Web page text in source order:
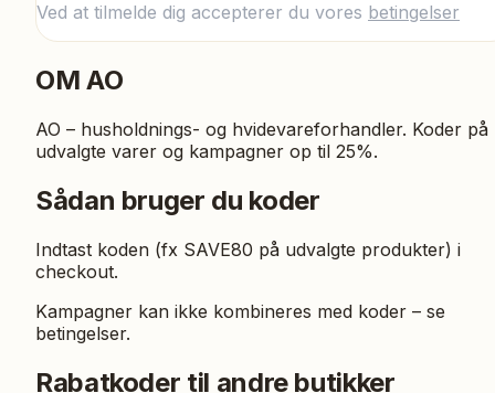
Ved at tilmelde dig accepterer du vores betingelser
OM AO
AO – husholdnings- og hvidevareforhandler. Koder på
udvalgte varer og kampagner op til 25%.
Sådan bruger du koder
Indtast koden (fx SAVE80 på udvalgte produkter) i
checkout.
Kampagner kan ikke kombineres med koder – se
betingelser.
Rabatkoder til andre butikker